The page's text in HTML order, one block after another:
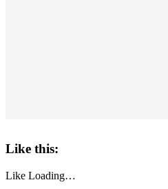
Like this:
Like Loading…